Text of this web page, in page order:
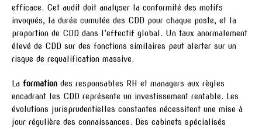
efficace. Cet audit doit analyser la conformité des motifs
invoqués, la durée cumulée des CDD pour chaque poste, et la
proportion de CDD dans l’effectif global. Un taux anormalement
élevé de CDD sur des fonctions similaires peut alerter sur un
risque de requalification massive.
La formation des responsables RH et managers aux règles
encadrant les CDD représente un investissement rentable. Les
évolutions jurisprudentielles constantes nécessitent une mise à
jour régulière des connaissances. Des cabinets spécialisés